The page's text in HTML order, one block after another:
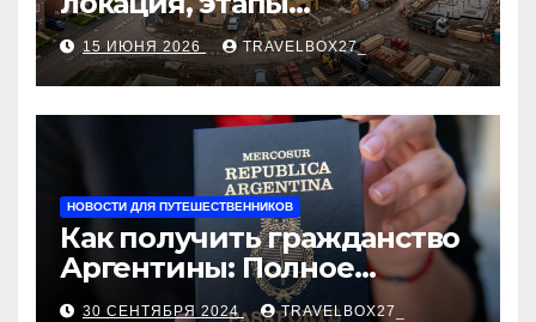
строительства, проверка
застройщика, сценарии
оформления сделки и
рыночные ориентиры
15 ИЮНЯ 2026 TRAVELBOX27_
НОВОСТИ ДЛЯ ПУТЕШЕСТВЕННИКОВ
Как получить гражданство
Аргентины: Полное
руководство
30 СЕНТЯБРЯ 2024 TRAVELBOX27_